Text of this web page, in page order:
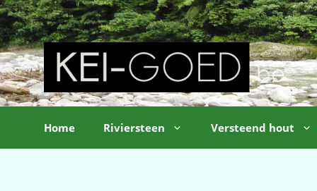
Ga
naar
de
inhoud
Home Riviersteen Versteend hout